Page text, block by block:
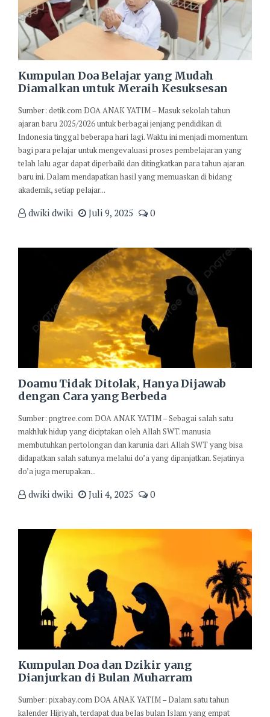
Kumpulan Doa Belajar yang Mudah
Diamalkan untuk Meraih Kesuksesan
Sumber: detik.com DOA ANAK YATIM – Masuk sekolah tahun
ajaran baru 2025/2026 untuk berbagai jenjang pendidikan di
Indonesia tinggal beberapa hari lagi. Waktu ini menjadi momentum
bagi para pelajar untuk mengevaluasi proses pembelajaran yang
telah lalu agar dapat diperbaiki dan ditingkatkan para tahun ajaran
baru ini. Dalam mendapatkan hasil yang memuaskan di bidang
akademik, setiap pelajar...
dwiki dwiki Juli 9, 2025 0
Doamu Tidak Ditolak, Hanya Dijawab
dengan Cara yang Berbeda
Sumber: pngtree.com DOA ANAK YATIM – Sebagai salah satu
makhluk hidup yang diciptakan oleh Allah SWT. manusia
membutuhkan pertolongan dan karunia dari Allah SWT yang bisa
didapatkan salah satunya melalui do’a yang dipanjatkan. Sejatinya
do’a juga merupakan...
dwiki dwiki Juli 4, 2025 0
Kumpulan Doa dan Dzikir yang
Dianjurkan di Bulan Muharram
Sumber: pixabay.com DOA ANAK YATIM – Dalam satu tahun
kalender Hijriyah, terdapat dua belas bulan Islam yang empat